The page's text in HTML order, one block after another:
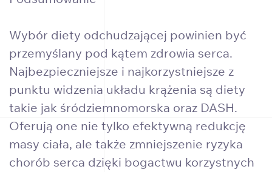
Wybór diety odchudzającej powinien być
przemyślany pod kątem zdrowia serca.
Najbezpieczniejsze i najkorzystniejsze z
punktu widzenia układu krążenia są diety
takie jak śródziemnomorska oraz DASH.
Oferują one nie tylko efektywną redukcję
masy ciała, ale także zmniejszenie ryzyka
chorób serca dzięki bogactwu korzystnych